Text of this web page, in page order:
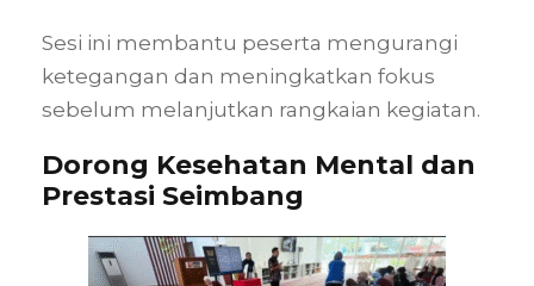
Sesi ini membantu peserta mengurangi
ketegangan dan meningkatkan fokus
sebelum melanjutkan rangkaian kegiatan.
Dorong Kesehatan Mental dan
Prestasi Seimbang